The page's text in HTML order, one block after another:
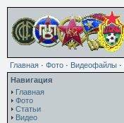
Главная · Фото · Видеофайлы ·
Навигация
Главная
Фото
Статьи
Видео